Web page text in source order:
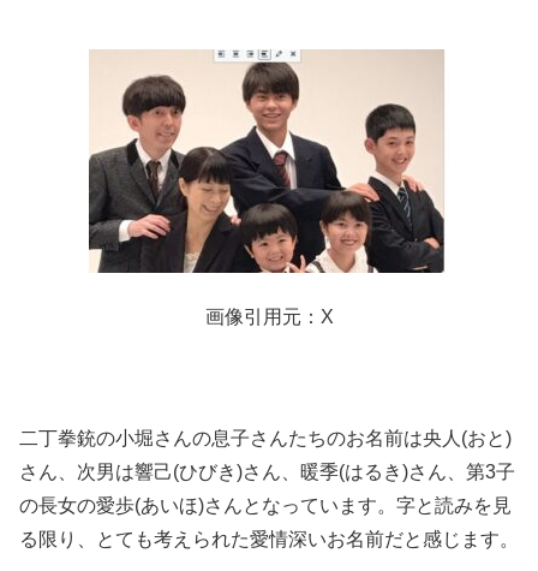
画像引用元：X
二丁拳銃の小堀さんの息子さんたちのお名前は央人(おと)
さん、次男は響己(ひびき)さん、暖季(はるき)さん、第3子
の長女の愛歩(あいほ)さんとなっています。字と読みを見
る限り、とても考えられた愛情深いお名前だと感じます。